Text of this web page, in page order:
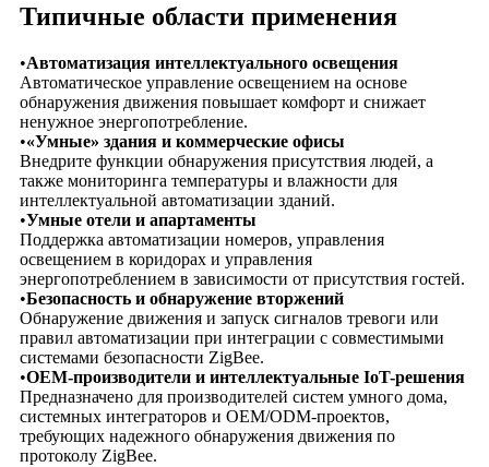
Типичные области применения
•Автоматизация интеллектуального освещения
Автоматическое управление освещением на основе
обнаружения движения повышает комфорт и снижает
ненужное энергопотребление.
•«Умные» здания и коммерческие офисы
Внедрите функции обнаружения присутствия людей, а
также мониторинга температуры и влажности для
интеллектуальной автоматизации зданий.
•Умные отели и апартаменты
Поддержка автоматизации номеров, управления
освещением в коридорах и управления
энергопотреблением в зависимости от присутствия гостей.
•Безопасность и обнаружение вторжений
Обнаружение движения и запуск сигналов тревоги или
правил автоматизации при интеграции с совместимыми
системами безопасности ZigBee.
•OEM-производители и интеллектуальные IoT-решения
Предназначено для производителей систем умного дома,
системных интеграторов и OEM/ODM-проектов,
требующих надежного обнаружения движения по
протоколу ZigBee.